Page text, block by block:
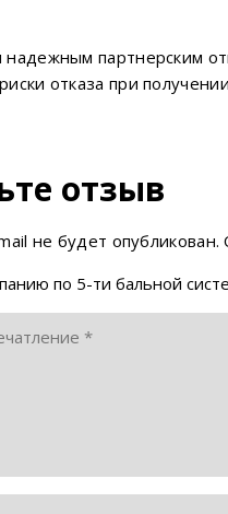
надежным партнерским
отказа при
отзыв
не будет опубликован.
по 5-ти бальной